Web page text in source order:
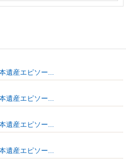
遺産エピソー...
遺産エピソー...
遺産エピソー...
遺産エピソー...